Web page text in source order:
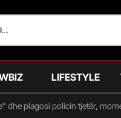
LIFESTYLE
dhe plagosi policin tjetër,